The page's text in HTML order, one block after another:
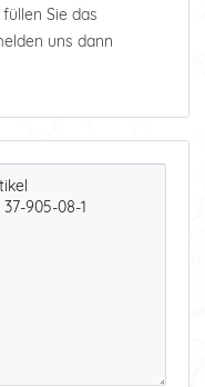
Sie das
uns dann